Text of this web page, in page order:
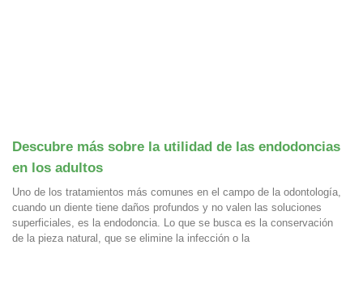
Descubre más sobre la utilidad de las endodoncias
en los adultos
Uno de los tratamientos más comunes en el campo de la odontología,
cuando un diente tiene daños profundos y no valen las soluciones
superficiales, es la endodoncia. Lo que se busca es la conservación
de la pieza natural, que se elimine la infección o la